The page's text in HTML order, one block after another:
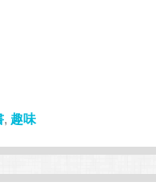
, 趣味